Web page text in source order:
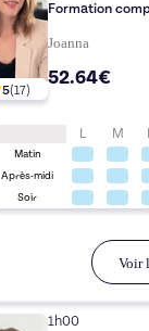
5(17)
Formation
Joanna
52.64€
L M
Matin
Après-midi
Soir
Voir
1h00